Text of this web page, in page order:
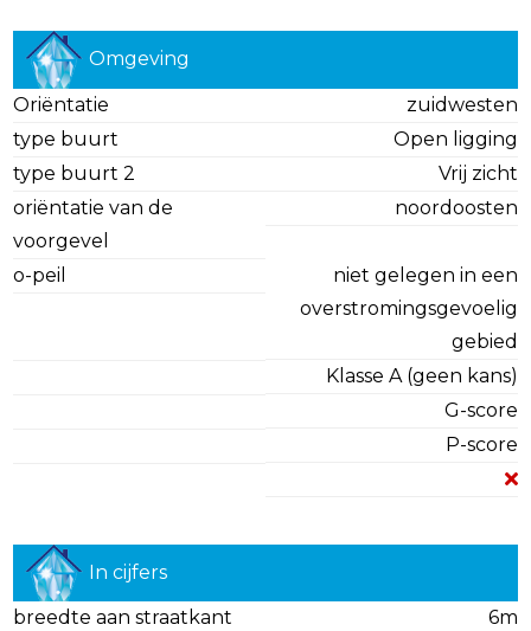
Omgeving
Oriëntatie
zuidwesten
type buurt
Open ligging
type buurt 2
Vrij zicht
oriëntatie van de
voorgevel
noordoosten
o-peil
niet gelegen in een
overstromingsgevoelig
gebied
Klasse A (geen kans)
G-score
P-score
In cijfers
breedte aan straatkant
6m